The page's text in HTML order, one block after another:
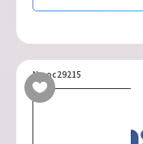
No.oc29215